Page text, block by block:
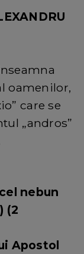
oamenilor,
care se
„andros”
nebun
(2
Apostol